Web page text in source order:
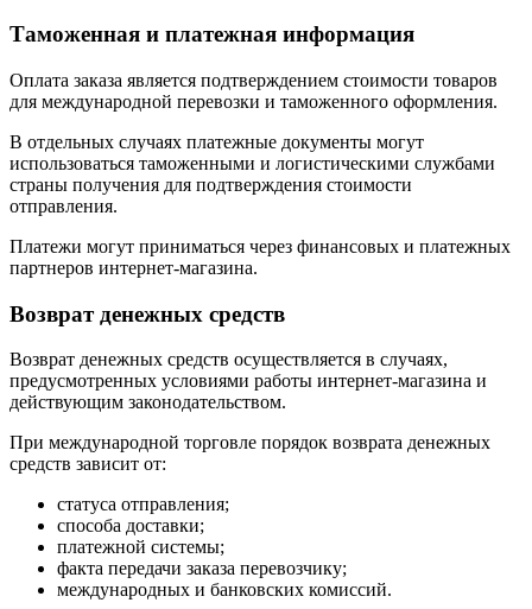
Таможенная и платежная информация
Оплата заказа является подтверждением стоимости товаров
для международной перевозки и таможенного оформления.
В отдельных случаях платежные документы могут
использоваться таможенными и логистическими службами
страны получения для подтверждения стоимости
отправления.
Платежи могут приниматься через финансовых и платежных
партнеров интернет-магазина.
Возврат денежных средств
Возврат денежных средств осуществляется в случаях,
предусмотренных условиями работы интернет-магазина и
действующим законодательством.
При международной торговле порядок возврата денежных
средств зависит от:
статуса отправления;
способа доставки;
платежной системы;
факта передачи заказа перевозчику;
международных и банковских комиссий.